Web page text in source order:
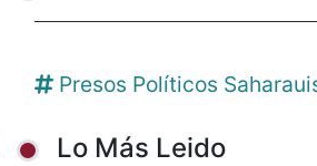
Presos Políticos
Lo Más Leido